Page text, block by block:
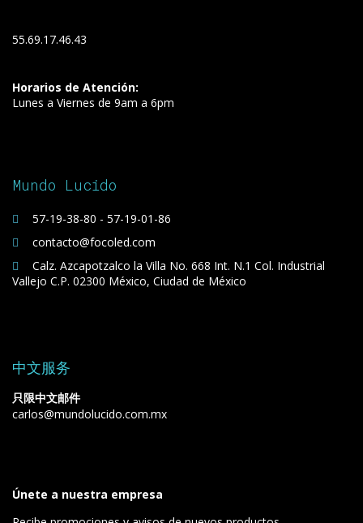
55.69.17.46.43
Horarios de Atención:
Lunes a Viernes de 9am a 6pm
Mundo Lucido
57-19-38-80 - 57-19-01-86
contacto@focoled.com
Calz. Azcapotzalco la Villa No. 668 Int. N.1 Col. Industrial
Vallejo C.P. 02300 México, Ciudad de México
中文服务
只限中文邮件
carlos@mundolucido.com.mx
Únete a nuestra empresa